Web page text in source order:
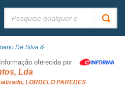
Da Silva & ...
Informação oferecida por
Lda
LORDELO PAREDES